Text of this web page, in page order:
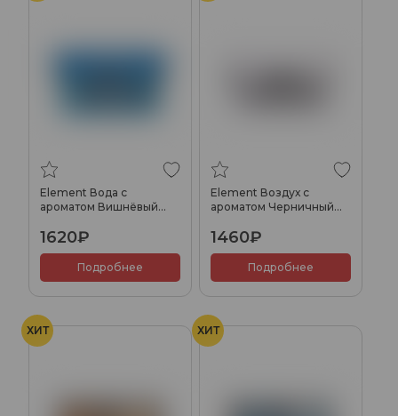
Element Вода с
ароматом Вишнёвый
200гр.
1620₽
Подробнее
Element Воздух с
ароматом Черничный
Yogurt), 200гр.
1460₽
Подробнее
ХИТ ХИТ